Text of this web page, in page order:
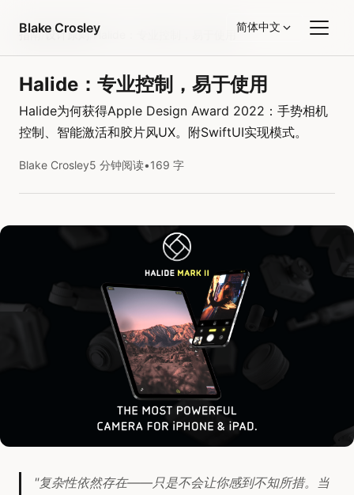
Blake Crosley
简体中文
指南/设计原则/Halide：专业控制，易于使用
Halide：专业控制，易于使用
Halide为何获得Apple Design Award 2022：手势相机
控制、智能激活和胶片风UX。附SwiftUI实现模式。
Blake Crosley5 分钟阅读•169 字
"复杂性依然存在——只是不会让你感到不知所措。当